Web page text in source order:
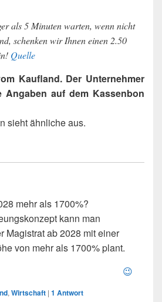
als 5 Minuten warten, wenn nicht
schenken wir Ihnen einen 2.50
Quelle
Kaufland. Der Unternehmer
Angaben auf dem Kassenbon
sieht ähnliche aus.
mehr als 1700%?
kann man
Magistrat ab 2028 mit einer
von mehr als 1700% plant.
😉
, Wirtschaft | 1 Antwort